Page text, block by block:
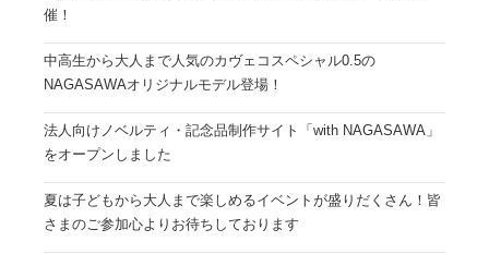
催！
中高生から大人まで人気のカヴェコスペシャル0.5の
NAGASAWAオリジナルモデル登場！
法人向けノベルティ・記念品制作サイト「with NAGASAWA」
をオープンしました
夏は子どもから大人まで楽しめるイベントが盛りだくさん！皆
さまのご参加心よりお待ちしております